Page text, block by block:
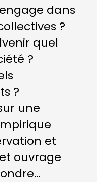
dans
?
quel
?
?
une
et
ouvrage